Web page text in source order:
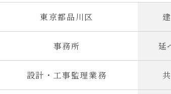
東京都品川区
事務所 延
設計・工事監理業務